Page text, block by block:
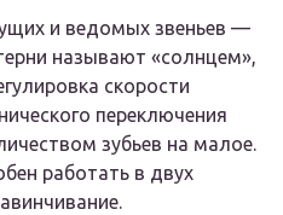
и ведомых звеньев —
называют «солнцем»,
скорости
переключения
зубьев на малое.
работать в двух